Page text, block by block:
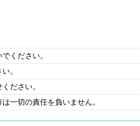
ください。
。
ださい。
一切の責任を負いません。